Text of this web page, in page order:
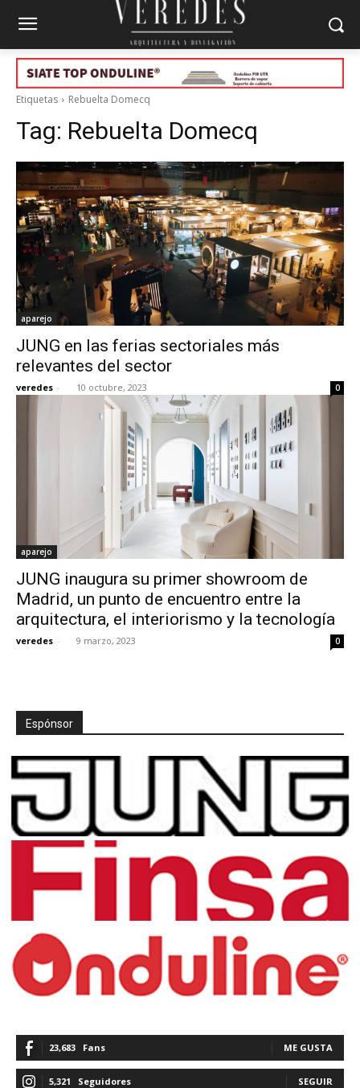
Etiquetas Rebuelta Domecq
Tag: Rebuelta Domecq
aparejo
JUNG en las ferias sectoriales más
relevantes del sector
veredes - 10 octubre, 2023 0
aparejo
JUNG inaugura su primer showroom de
Madrid, un punto de encuentro entre la
arquitectura, el interiorismo y la tecnología
veredes - 9 marzo, 2023 0
Espónsor
23,683 Fans ME GUSTA
5,321 Seguidores SEGUIR